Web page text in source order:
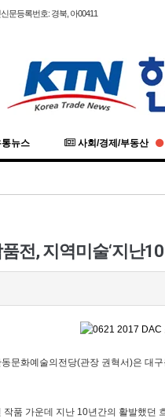
문등록번호: 경북, 아00411
통뉴스 사회/경제/부동산
문화예술의전당(관장 권혁서)은 대
품 가운데 지난 10년간의 활발했던